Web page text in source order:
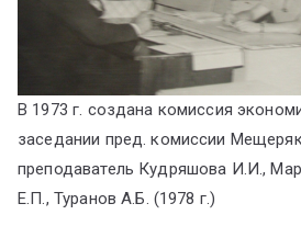
В 1973 г. создана комиссия
заседании пред. комиссии
преподаватель Кудряшова И.И.,
Е.П., Туранов А.Б. (1978 г.)